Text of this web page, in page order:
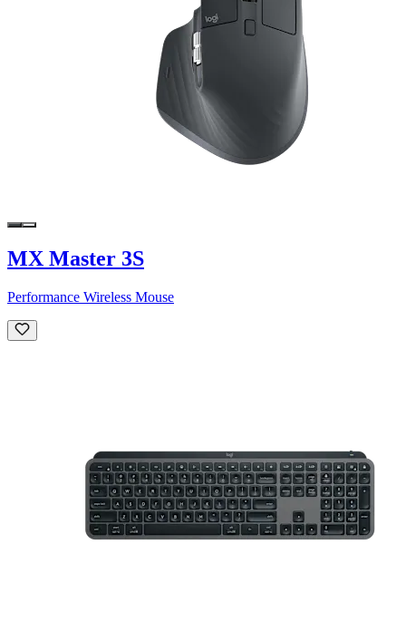
MX Master 3S
Performance Wireless Mouse